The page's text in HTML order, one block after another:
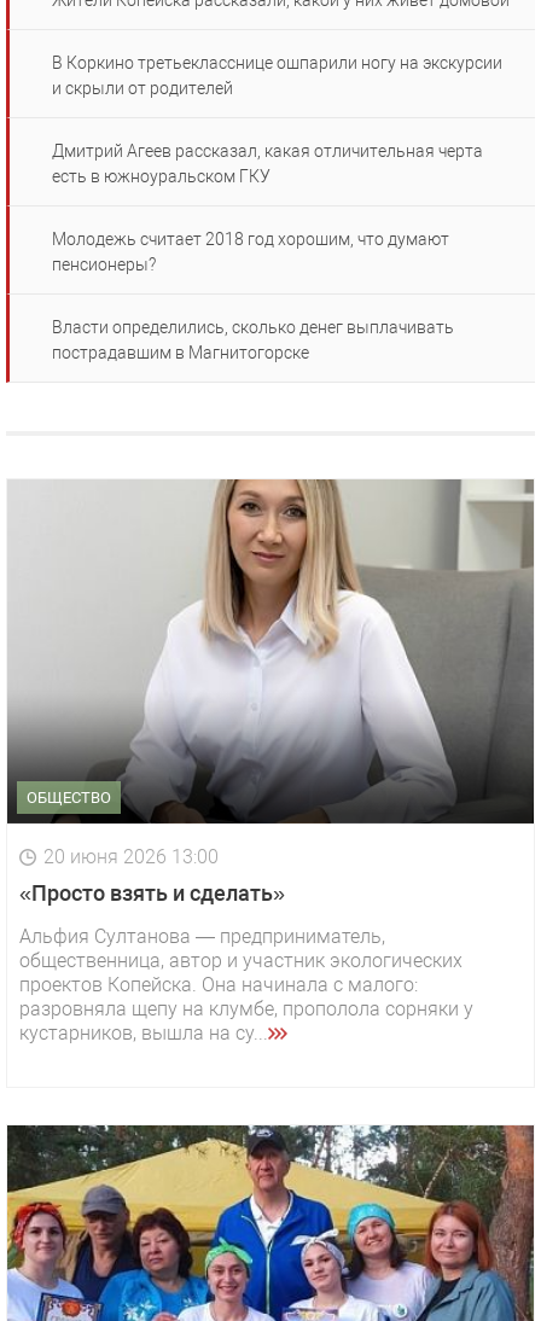
В Коркино третьекласснице ошпарили ногу на экскурсии
и скрыли от родителей
Дмитрий Агеев рассказал, какая отличительная черта
есть в южноуральском ГКУ
Молодежь считает 2018 год хорошим, что думают
пенсионеры?
Власти определились, сколько денег выплачивать
пострадавшим в Магнитогорске
ОБЩЕСТВО
20 июня 2026 13:00
«Просто взять и сделать»
Альфия Султанова — предприниматель,
общественница, автор и участник экологических
проектов Копейска. Она начинала с малого:
разровняла щепу на клумбе, прополола сорняки у
кустарников, вышла на су...